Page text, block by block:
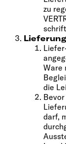
zu
Ware
die
Bevor
darf,